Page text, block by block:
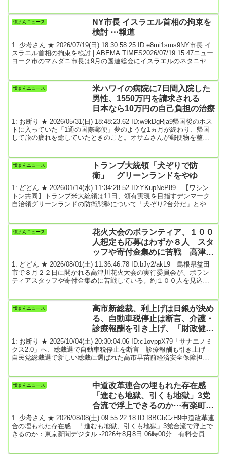
するのは、自民党と維新が連立を組んで以来初めて。政府が21日の
閣議決定をめざす総合経済対策の方向性も擦り合わせた。維新は電
気・ガス料金の補助などを求め...
憤まんニュース
NY市長 イスラエル首相の拘束を
検討 ⋯報道
1: 少考さん ★ 2026/07/19(日) 18:30:58.25 ID:e8mi1sms9NY市長 イ
スラエル首相の拘束を検討 | ABEMA TIMES2026/07/19 15:47ニュー
ヨーク市のマムダニ市長は9月の国連総会にイスラエルのネタニヤフ
ガザでの戦闘をめぐり、国際刑事裁判所が逮捕状を出しています。
マムダニ市長は18日、ニューヨーク・タイムズのインタビューで...
憤まんニュース
米ハワイの病院に7日間入院した
男性、1550万円を請求される
日本なら10万円の自己負担の治療
1: お断り ★ 2026/05/31(日) 18:48:23.62 ID:w9kDgRja9帰国後のポス
トに入っていた「1通の国際郵便」夢のような1ヵ月が終わり、帰国
して旅の疲れを癒していたときのこと。オサムさんが郵便物を整理
になった現地の総合病院。オサムさんは軽い気持ちで封を切りまし
た。しかし、同封されていた明細書に記載された「TOTAL DUE（請
求総額）」の数字を目にし...
憤まんニュース
トランプ大統領「犬ぞりで防
衛」 グリーンランドをやゆ
1: どどん ★ 2026/01/14(水) 11:34:28.52 ID:YKupNeP89 【ワシン
トン共同】トランプ米大統領は11日、領有実現を目指すデンマーク
自治領グリーンランドの防衛態勢について「犬ぞり2台分だ」とやゆ
ーンランドは（米国と）合意するべきだ」と述べた。米メディアに
よると、デンマークはグリーンランドに犬ぞりを使うパトロール部
隊を駐留させている。トランプ氏は...
憤まんニュース
花火大会のボランティア、１００
人想定も応募はわずか８人 スタ
ッフや寄付金集めに苦戦 高津川
花火大会実行委【島根】 ★2
1: どどん ★ 2026/08/01(土) 11:36:46.78 ID:bJy2/akL9 島根県益田
市で８月２２日に開かれる高津川花火大会の実行委員会が、ボラン
ティアスタッフや寄付金集めに苦戦している。約１００人を見込む
田水郷祭を３年ぶりに復活させる形で開催を決めた。会場運営のス
タッフは益田商工会議所や市観光協会、益田市に人数を割り当てて
動員していた従来の方式を変え、市民...
憤まんニュース
高市新総裁、利上げは日銀が決め
る、自動車税停止は断言、介護・
診療報酬を引き上げ、「財政健全
化は重要」、消費減税の主張を取
下げ
1: お断り ★ 2025/10/04(土) 20:30:04.06 ID:c1ovppX79「サナエノミ
クス2.0」へ、総裁選で自動車税停止を断言 診療報酬も引き上げ -
自民党総裁選で新しい総裁に選ばれた高市早苗前経済安全保障担当
投資」を訴えた。主要政策や演説の発言などから、高市氏が今回掲
げた「サナエノミクス２．０」とも言える経済政策を整理する。高
市氏は９月１９日、国会内で...
憤まんニュース
中道改革連合の埋もれた存在感
「進むも地獄、引くも地獄」3党
合流で浮上できるのか⋯有楽町駅
前に数百人の支持者ら
1: 少考さん ★ 2026/08/08(土) 09:55:22.18 ID:f8BGbCzH9中道改革連
合の埋もれた存在感 「進むも地獄、引くも地獄」3党合流で浮上で
きるのか：東京新聞デジタル -2026年8月8日 06時00分 有料会員限